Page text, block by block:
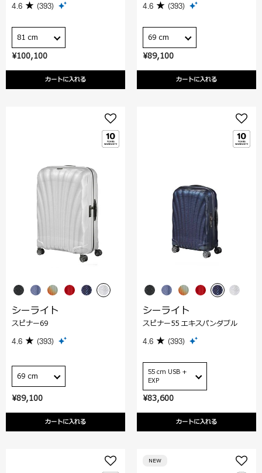
¥100,100
カートに入れる
4.6 (393)
81 cm
¥89,100
カートに入れる
4.6 (393)
69 cm
¥89,100
カートに入れる
シーライト
スピナー69
4.6 (393)
69 cm
¥83,600
カートに入れる
シーライト
スピナー55 エキスパンダブル
4.6 (393)
55 cm USB +
EXP
NEW